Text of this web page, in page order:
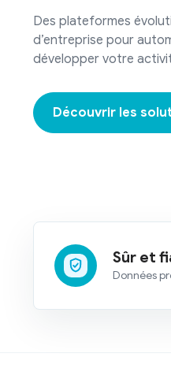
Des plateformes
d’entreprise pour
développer votre
Découvrir les
Sûr et
Données